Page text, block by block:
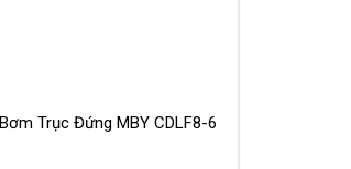
Trục Đứng MBY CDLF8-6